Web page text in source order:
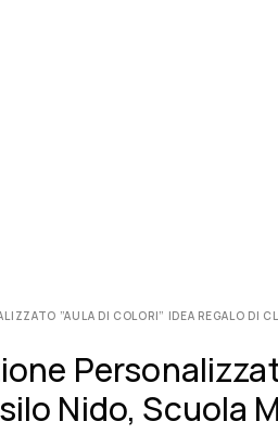
”AULA DI COLORI” IDEA REGALO DI
Nido, Scuola